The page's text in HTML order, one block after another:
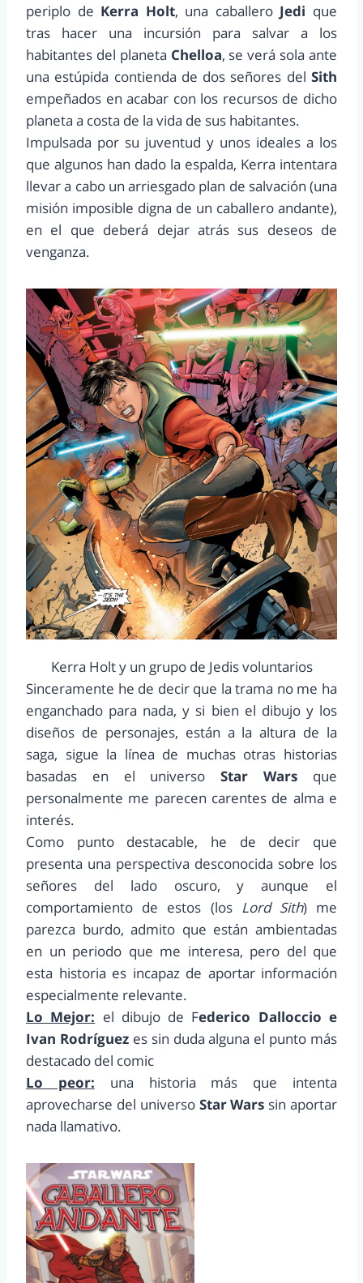
periplo de Kerra Holt, una caballero Jedi que
tras hacer una incursión para salvar a los
habitantes del planeta Chelloa, se verá sola ante
una estúpida contienda de dos señores del Sith
empeñados en acabar con los recursos de dicho
planeta a costa de la vida de sus habitantes.
Impulsada por su juventud y unos ideales a los
que algunos han dado la espalda, Kerra intentara
llevar a cabo un arriesgado plan de salvación (una
misión imposible digna de un caballero andante),
en el que deberá dejar atrás sus deseos de
venganza.
Kerra Holt y un grupo de Jedis voluntarios
Sinceramente he de decir que la trama no me ha
enganchado para nada, y si bien el dibujo y los
diseños de personajes, están a la altura de la
saga, sigue la línea de muchas otras historias
basadas en el universo Star Wars que
personalmente me parecen carentes de alma e
interés.
Como punto destacable, he de decir que
presenta una perspectiva desconocida sobre los
señores del lado oscuro, y aunque el
comportamiento de estos (los Lord Sith) me
parezca burdo, admito que están ambientadas
en un periodo que me interesa, pero del que
esta historia es incapaz de aportar información
especialmente relevante.
Lo Mejor: el dibujo de Federico Dalloccio e
Ivan Rodríguezes sin duda alguna el punto más
destacado del comic
Lo peor: una historia más que intenta
aprovecharse del universo Star Wars sin aportar
nada llamativo.